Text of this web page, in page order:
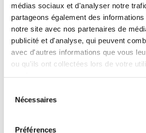
médias sociaux et d'analyser notre
partageons également des
notre site avec nos partenaires de
publicité et d'analyse, qui peuvent
avec d'autres informations que vous
ou qu'ils ont collectées lors de votre
Nécessaires
Préférences
Crédibilité et
« Dire que tout le monde peut
Europe est un mensonge.
est un autre.
doivent être exécutées
. Mais elles doivent